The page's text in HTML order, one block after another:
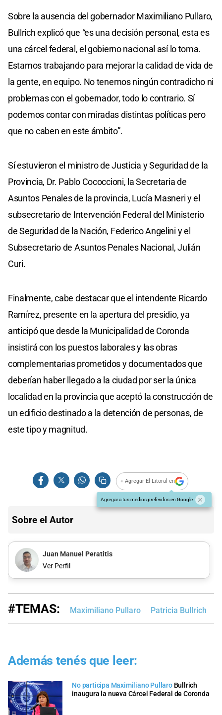
Sobre la ausencia del gobernador Maximiliano Pullaro,
Bullrich explicó que “es una decisión personal, esta es
una cárcel federal, el gobierno nacional así lo toma.
Estamos trabajando para mejorar la calidad de vida de
la gente, en equipo. No tenemos ningún contradicho ni
problemas con el gobernador, todo lo contrario. Sí
podemos contar con miradas distintas políticas pero
que no caben en este ámbito”.
Sí estuvieron el ministro de Justicia y Seguridad de la
Provincia, Dr. Pablo Cococcioni, la Secretaria de
Asuntos Penales de la provincia, Lucía Masneri y el
subsecretario de Intervención Federal del Ministerio
de Seguridad de la Nación, Federico Angelini y el
Subsecretario de Asuntos Penales Nacional, Julián
Curi.
Finalmente, cabe destacar que el intendente Ricardo
Ramírez, presente en la apertura del presidio, ya
anticipó que desde la Municipalidad de Coronda
insistirá con los puestos laborales y las obras
complementarias prometidos y documentados que
deberían haber llegado a la ciudad por ser la única
localidad en la provincia que aceptó la construcción de
un edificio destinado a la detención de personas, de
este tipo y magnitud.
+ Agregar El Litoral en
Agregar a tus medios preferidos en Google
Sobre el Autor
Juan Manuel Peratitis
Ver Perfil
#TEMAS: Maximiliano Pullaro Patricia Bullrich
Además tenés que leer:
No participa Maximiliano Pullaro Bullrich
inaugura la nueva Cárcel Federal de Coronda